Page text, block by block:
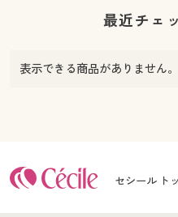
最近チェ
表示できる商品がありません。
セシール ト